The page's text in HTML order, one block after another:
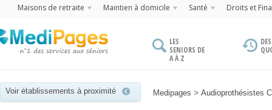
Maisons de retraite Maintien à domicile Santé Droits et
LES
SENIORS DE
A À Z
Voir établissements à proximité Medipages > Audioprothésistes